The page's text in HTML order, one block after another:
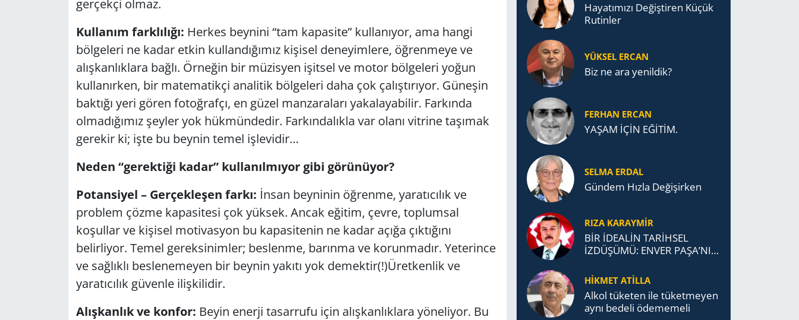
gerçekçi olmaz.
Kullanım farklılığı: Herkes beynini “tam kapasite” kullanıyor, ama hangi
bölgeleri ne kadar etkin kullandığımız kişisel deneyimlere, öğrenmeye ve
alışkanlıklara bağlı. Örneğin bir müzisyen işitsel ve motor bölgeleri yoğun
kullanırken, bir matematikçi analitik bölgeleri daha çok çalıştırıyor. Güneşin
baktığı yeri gören fotoğrafçı, en güzel manzaraları yakalayabilir. Farkında
olmadığımız şeyler yok hükmündedir. Farkındalıkla var olanı vitrine taşımak
gerekir ki; işte bu beynin temel işlevidir…
Neden “gerektiği kadar” kullanılmıyor gibi görünüyor?
Potansiyel – Gerçekleşen farkı: İnsan beyninin öğrenme, yaratıcılık ve
problem çözme kapasitesi çok yüksek. Ancak eğitim, çevre, toplumsal
koşullar ve kişisel motivasyon bu kapasitenin ne kadar açığa çıktığını
belirliyor. Temel gereksinimler; beslenme, barınma ve korunmadır. Yeterince
ve sağlıklı beslenemeyen bir beynin yakıtı yok demektir(!)Üretkenlik ve
yaratıcılık güvenle ilişkilidir.
Alışkanlık ve konfor: Beyin enerji tasarrufu için alışkanlıklara yöneliyor. Bu
Ha­ya­tı­mı­zı De­ğiş­ti­ren Küçük
Ru­tin­ler
YÜKSEL ERCAN
Biz ne ara yenildik?
FERHAN ERCAN
YAŞAM İÇİN EĞİTİM.
SELMA ERDAL
Gündem Hızla Değişirken
RIZA KARAYMIR
BİR İDEALİN TARİHSEL
İZDÜŞÜMÜ: ENVER PAŞA’NIN
TÜRK DEVLETLERİ
TEŞKİLATI’NA UZANAN
MİRASI
HİKMET ATİLLA
Alkol tü­ke­ten ile tü­ket­me­yen
aynı be­de­li öde­me­me­li